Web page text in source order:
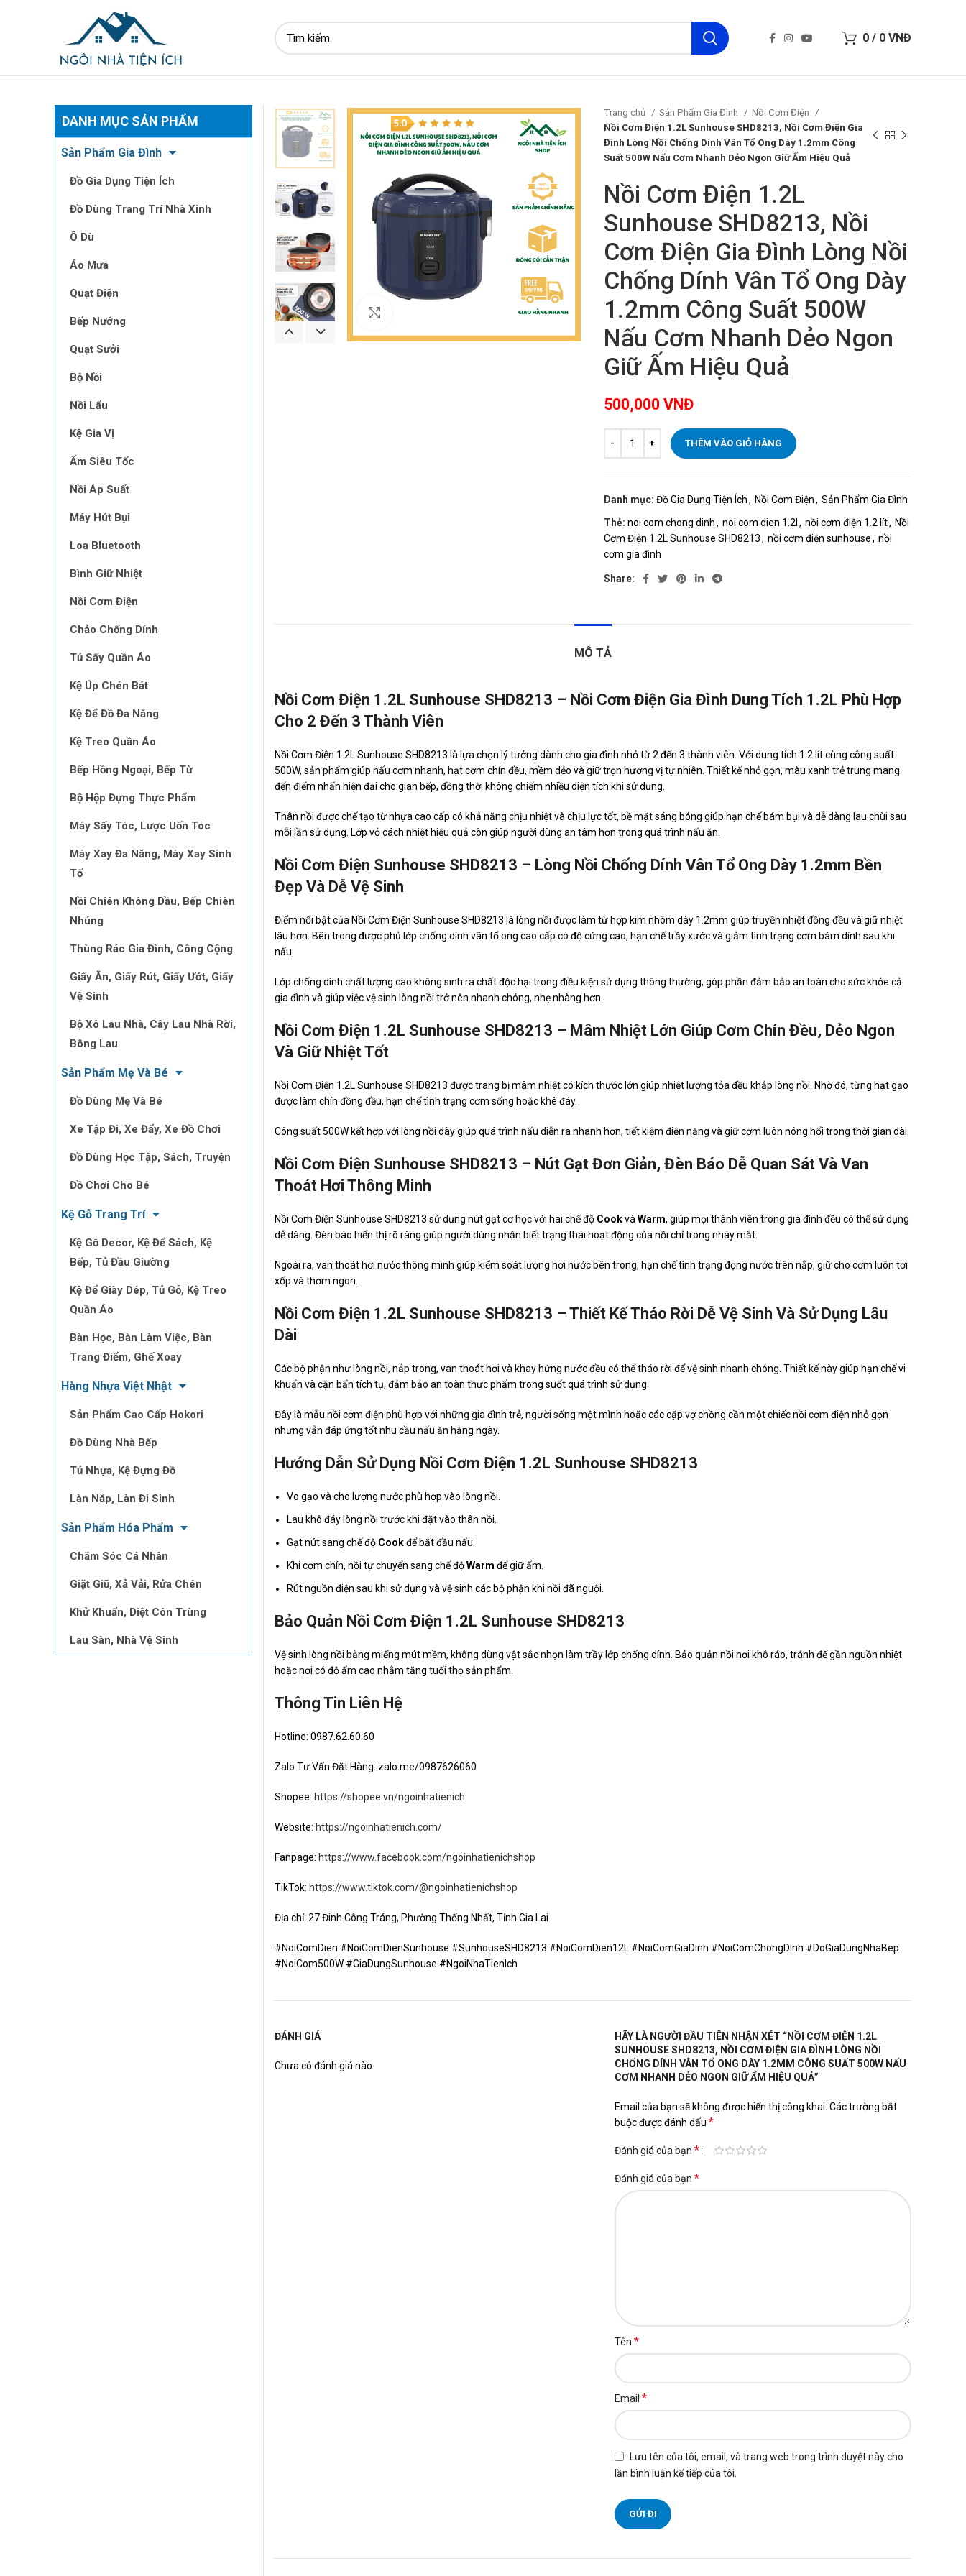
0 / 0 VNĐ
Trang chủ Sản Phẩm Gia Đình
Nồi Cơm Điện
Nồi Cơm Điện 1.2L Sunhouse SHD8213, Nồi Cơm Điện Gia
Đình Lòng Nồi Chống Dính Vân Tổ Ong Dày 1.2mm Công
Suất 500W Nấu Cơm Nhanh Dẻo Ngon Giữ Ấm Hiệu Quả
Nồi Cơm Điện 1.2L
Sunhouse SHD8213, Nồi
Cơm Điện Gia Đình Lòng Nồi
Chống Dính Vân Tổ Ong Dày
1.2mm Công Suất 500W
Nấu Cơm Nhanh Dẻo Ngon
Giữ Ấm Hiệu Quả
500,000 VNĐ
THÊM VÀO GIỎ HÀNG
Danh mục: Đồ Gia Dụng Tiện Ích, Nồi Cơm Điện, Sản Phẩm Gia Đình
Thẻ: noi com chong dinh, noi com dien 1.2l , nồi cơm điện 1.2 lít, Nồi
Cơm Điện 1.2L Sunhouse SHD8213, nồi cơm điện sunhouse, nồi
cơm gia đình
Share:
MÔ TẢ
Nồi Cơm Điện 1.2L Sunhouse SHD8213 – Nồi Cơm Điện Gia Đình Dung Tích 1.2L Phù Hợp
Cho 2 Đến 3 Thành Viên
Nồi Cơm Điện 1.2L Sunhouse SHD8213 là lựa chọn lý tưởng dành cho gia đình nhỏ từ 2 đến 3 thành viên. Với dung tích 1.2 lít cùng công suất
500W, sản phẩm giúp nấu cơm nhanh, hạt cơm chín đều, mềm dẻo và giữ trọn hương vị tự nhiên. Thiết kế nhỏ gọn, màu xanh trẻ trung mang
đến điểm nhấn hiện đại cho gian bếp, đồng thời không chiếm nhiều diện tích khi sử dụng.
Thân nồi được chế tạo từ nhựa cao cấp có khả năng chịu nhiệt và chịu lực tốt, bề mặt sáng bóng giúp hạn chế bám bụi và dễ dàng lau chùi sau
mỗi lần sử dụng. Lớp vỏ cách nhiệt hiệu quả còn giúp người dùng an tâm hơn trong quá trình nấu ăn.
Nồi Cơm Điện Sunhouse SHD8213 – Lòng Nồi Chống Dính Vân Tổ Ong Dày 1.2mm Bền
Đẹp Và Dễ Vệ Sinh
Điểm nổi bật của Nồi Cơm Điện Sunhouse SHD8213 là lòng nồi được làm từ hợp kim nhôm dày 1.2mm giúp truyền nhiệt đồng đều và giữ nhiệt
lâu hơn. Bên trong được phủ lớp chống dính vân tổ ong cao cấp có độ cứng cao, hạn chế trầy xước và giảm tình trạng cơm bám dính sau khi
nấu.
Lớp chống dính chất lượng cao không sinh ra chất độc hại trong điều kiện sử dụng thông thường, góp phần đảm bảo an toàn cho sức khỏe cả
gia đình và giúp việc vệ sinh lòng nồi trở nên nhanh chóng, nhẹ nhàng hơn.
Nồi Cơm Điện 1.2L Sunhouse SHD8213 – Mâm Nhiệt Lớn Giúp Cơm Chín Đều, Dẻo Ngon
Và Giữ Nhiệt Tốt
Nồi Cơm Điện 1.2L Sunhouse SHD8213 được trang bị mâm nhiệt có kích thước lớn giúp nhiệt lượng tỏa đều khắp lòng nồi. Nhờ đó, từng hạt gạo
được làm chín đồng đều, hạn chế tình trạng cơm sống hoặc khê đáy.
Công suất 500W kết hợp với lòng nồi dày giúp quá trình nấu diễn ra nhanh hơn, tiết kiệm điện năng và giữ cơm luôn nóng hổi trong thời gian dài.
Nồi Cơm Điện Sunhouse SHD8213 – Nút Gạt Đơn Giản, Đèn Báo Dễ Quan Sát Và Van
Thoát Hơi Thông Minh
Nồi Cơm Điện Sunhouse SHD8213 sử dụng nút gạt cơ học với hai chế độ Cookvà Warm, giúp mọi thành viên trong gia đình đều có thể sử dụng
dễ dàng. Đèn báo hiển thị rõ ràng giúp người dùng nhận biết trạng thái hoạt động của nồi chỉ trong nháy mắt.
Ngoài ra, van thoát hơi nước thông minh giúp kiểm soát lượng hơi nước bên trong, hạn chế tình trạng đọng nước trên nắp, giữ cho cơm luôn tơi
xốp và thơm ngon.
Nồi Cơm Điện 1.2L Sunhouse SHD8213 – Thiết Kế Tháo Rời Dễ Vệ Sinh Và Sử Dụng Lâu
Dài
Các bộ phận như lòng nồi, nắp trong, van thoát hơi và khay hứng nước đều có thể tháo rời để vệ sinh nhanh chóng. Thiết kế này giúp hạn chế vi
khuẩn và cặn bẩn tích tụ, đảm bảo an toàn thực phẩm trong suốt quá trình sử dụng.
Đây là mẫu nồi cơm điện phù hợp với những gia đình trẻ, người sống một mình hoặc các cặp vợ chồng cần một chiếc nồi cơm điện nhỏ gọn
nhưng vẫn đáp ứng tốt nhu cầu nấu ăn hằng ngày.
Hướng Dẫn Sử Dụng Nồi Cơm Điện 1.2L Sunhouse SHD8213
Vo gạo và cho lượng nước phù hợp vào lòng nồi.
Lau khô đáy lòng nồi trước khi đặt vào thân nồi.
Gạt nút sang chế độ Cookđể bắt đầu nấu.
Khi cơm chín, nồi tự chuyển sang chế độWarm để giữ ấm.
Rút nguồn điện sau khi sử dụng và vệ sinh các bộ phận khi nồi đã nguội.
Bảo Quản Nồi Cơm Điện 1.2L Sunhouse SHD8213
Vệ sinh lòng nồi bằng miếng mút mềm, không dùng vật sắc nhọn làm trầy lớp chống dính. Bảo quản nồi nơi khô ráo, tránh để gần nguồn nhiệt
hoặc nơi có độ ẩm cao nhằm tăng tuổi thọ sản phẩm.
Thông Tin Liên Hệ
Hotline: 0987.62.60.60
Zalo Tư Vấn Đặt Hàng: zalo.me/0987626060
Shopee: https://shopee.vn/ngoinhatienich
Website: https://ngoinhatienich.com/
Fanpage: https://www.facebook.com/ngoinhatienichshop
TikTok: https://www.tiktok.com/@ngoinhatienichshop
Địa chỉ: 27 Đinh Công Tráng, Phường Thống Nhất, Tỉnh Gia Lai
#NoiComDien #NoiComDienSunhouse #SunhouseSHD8213 #NoiComDien12L #NoiComGiaDinh #NoiComChongDinh #DoGiaDungNhaBep
#NoiCom500W #GiaDungSunhouse #NgoiNhaTienIch
ĐÁNH GIÁ
Chưa có đánh giá nào.
HÃY LÀ NGƯỜI ĐẦU TIÊN NHẬN XÉT “NỒI CƠM ĐIỆN 1.2L
SUNHOUSE SHD8213, NỒI CƠM ĐIỆN GIA ĐÌNH LÒNG NỒI
CHỐNG DÍNH VÂN TỔ ONG DÀY 1.2MM CÔNG SUẤT 500W NẤU
CƠM NHANH DẺO NGON GIỮ ẤM HIỆU QUẢ”
Email của bạn sẽ không được hiển thị công khai. Các trường bắt
buộc được đánh dấu *
Đánh giá của bạn *
Đánh giá của bạn *
Tên *
Email *
Lưu tên của tôi, email, và trang web trong trình duyệt này cho
lần bình luận kế tiếp của tôi.
DANH MỤC SẢN PHẨM
Sản Phẩm Gia Đình
Đồ Gia Dụng Tiện Ích
Đồ Dùng Trang Trí Nhà Xinh
Ô Dù
Áo Mưa
Quạt Điện
Bếp Nướng
Quạt Sưởi
Bộ Nồi
Nồi Lẩu
Kệ Gia Vị
Ấm Siêu Tốc
Nồi Áp Suất
Máy Hút Bụi
Loa Bluetooth
Bình Giữ Nhiệt
Nồi Cơm Điện
Chảo Chống Dính
Tủ Sấy Quần Áo
Kệ Úp Chén Bát
Kệ Để Đồ Đa Năng
Kệ Treo Quần Áo
Bếp Hồng Ngoại, Bếp Từ
Bộ Hộp Đựng Thực Phẩm
Máy Sấy Tóc, Lược Uốn Tóc
Máy Xay Đa Năng, Máy Xay Sinh
Tố
Nồi Chiên Không Dầu, Bếp Chiên
Nhúng
Thùng Rác Gia Đình, Công Cộng
Giấy Ăn, Giấy Rút, Giấy Ướt, Giấy
Vệ Sinh
Bộ Xô Lau Nhà, Cây Lau Nhà Rời,
Bông Lau
Sản Phẩm Mẹ Và Bé
Đồ Dùng Mẹ Và Bé
Xe Tập Đi, Xe Đẩy, Xe Đồ Chơi
Đồ Dùng Học Tập, Sách, Truyện
Đồ Chơi Cho Bé
Kệ Gỗ Trang Trí
Kệ Gỗ Decor, Kệ Để Sách, Kệ
Bếp, Tủ Đầu Giường
Kệ Để Giày Dép, Tủ Gỗ, Kệ Treo
Quần Áo
Bàn Học, Bàn Làm Việc, Bàn
Trang Điểm, Ghế Xoay
Hàng Nhựa Việt Nhật
Sản Phẩm Cao Cấp Hokori
Đồ Dùng Nhà Bếp
Tủ Nhựa, Kệ Đựng Đồ
Làn Nắp, Làn Đi Sinh
Sản Phẩm Hóa Phẩm
Chăm Sóc Cá Nhân
Giặt Giũ, Xả Vải, Rửa Chén
Khử Khuẩn, Diệt Côn Trùng
Lau Sàn, Nhà Vệ Sinh